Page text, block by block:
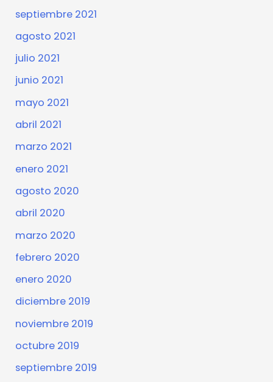
septiembre 2021
agosto 2021
julio 2021
junio 2021
mayo 2021
abril 2021
marzo 2021
enero 2021
agosto 2020
abril 2020
marzo 2020
febrero 2020
enero 2020
diciembre 2019
noviembre 2019
octubre 2019
septiembre 2019